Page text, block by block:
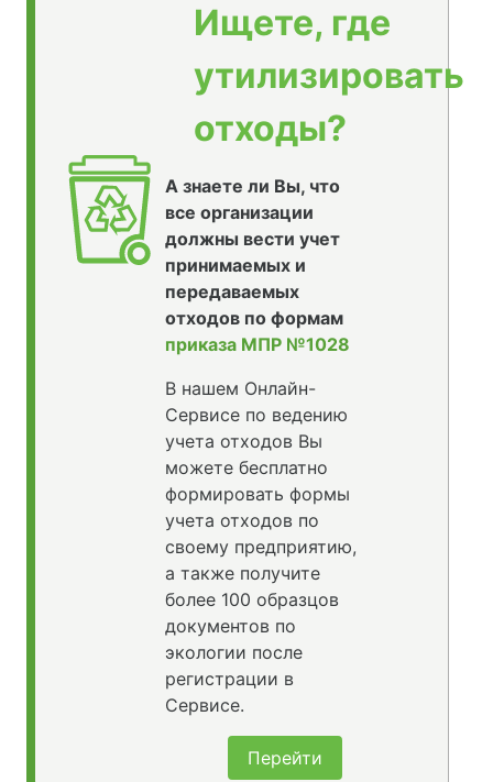
Ищете, где
утилизировать
отходы?
А знаете ли Вы, что
все организации
должны вести учет
принимаемых и
передаваемых
отходов по формам
приказа МПР №1028
В нашем Онлайн-
Сервисе по ведению
учета отходов Вы
можете бесплатно
формировать формы
учета отходов по
своему предприятию,
а также получите
более 100 образцов
документов по
экологии после
регистрации в
Сервисе.
Перейти